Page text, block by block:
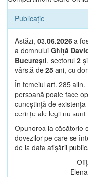
Publicație
Astăzi, 03.06.2026 a
a domnului Ghiță
București, sectorul 2
vârstă de 25 ani, cu
În temeiul art. 285
persoană poate face
cunoștință de
cerințe ale legii nu sunt
Opunerea la căsătorie
dovezilor pe care se
de la data afișării